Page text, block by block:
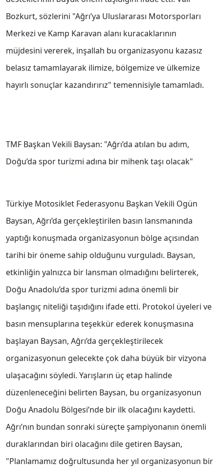
Bozkurt, sözlerini "Ağrı’ya Uluslararası Motorsporları
Merkezi ve Kamp Karavan alanı kuracaklarının
müjdesini vererek, inşallah bu organizasyonu kazasız
belasız tamamlayarak ilimize, bölgemize ve ülkemize
hayırlı sonuçlar kazandırırız" temennisiyle tamamladı.
TMF Başkan Vekili Baysan: "Ağrı’da atılan bu adım,
Doğu’da spor turizmi adına bir mihenk taşı olacak"
Türkiye Motosiklet Federasyonu Başkan Vekili Ogün
Baysan, Ağrı’da gerçekleştirilen basın lansmanında
yaptığı konuşmada organizasyonun bölge açısından
tarihi bir öneme sahip olduğunu vurguladı. Baysan,
etkinliğin yalnızca bir lansman olmadığını belirterek,
Doğu Anadolu’da spor turizmi adına önemli bir
başlangıç niteliği taşıdığını ifade etti. Protokol üyeleri ve
basın mensuplarına teşekkür ederek konuşmasına
başlayan Baysan, Ağrı’da gerçekleştirilecek
organizasyonun gelecekte çok daha büyük bir vizyona
ulaşacağını söyledi. Yarışların üç etap halinde
düzenleneceğini belirten Baysan, bu organizasyonun
Doğu Anadolu Bölgesi’nde bir ilk olacağını kaydetti.
Ağrı’nın bundan sonraki süreçte şampiyonanın önemli
duraklarından biri olacağını dile getiren Baysan,
"Planlamamız doğrultusunda her yıl organizasyonun bir